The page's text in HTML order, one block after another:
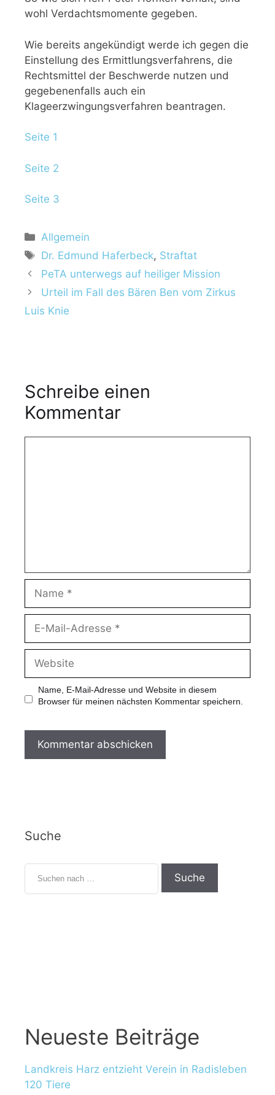
wohl Verdachtsmomente gegeben.
Wie bereits angekündigt werde ich gegen die
Einstellung des Ermittlungsverfahrens, die
Rechtsmittel der Beschwerde nutzen und
gegebenenfalls auch ein
Klageerzwingungsverfahren beantragen.
Seite 1
Seite 2
Seite 3
Allgemein
Dr. Edmund Haferbeck, Straftat
PeTA unterwegs auf heiliger Mission
Urteil im Fall des Bären Ben vom Zirkus
Luis Knie
Schreibe einen
Kommentar
Name, E-Mail-Adresse und Website in diesem
Browser für meinen nächsten Kommentar speichern.
Suche
Neueste Beiträge
Landkreis Harz entzieht Verein in Radisleben
120 Tiere